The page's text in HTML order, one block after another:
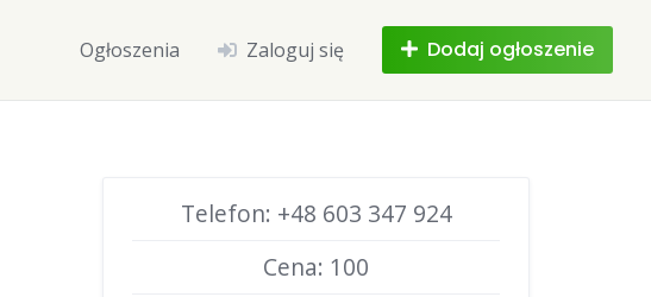
Ogłoszenia Zaloguj się Dodaj ogłoszenie
Telefon: +48 603 347 924
Cena: 100